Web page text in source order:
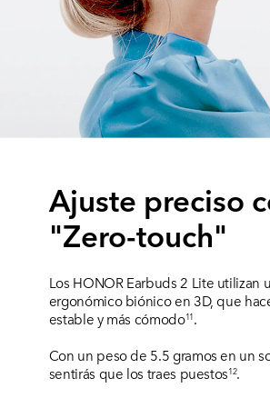
Ajuste preciso
"Zero-touch"
Los HONOR Earbuds 2 Lite utilizan
ergonómico biónico en 3D, que
estable y más cómodo11.
Con un peso de 5.5 gramos en un
sentirás que los traes puestos12.